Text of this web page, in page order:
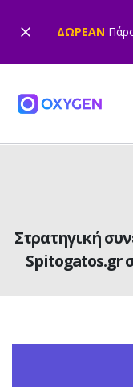
ΔΩΡΕΑΝ
Στρατηγική
Spitogatos.gr